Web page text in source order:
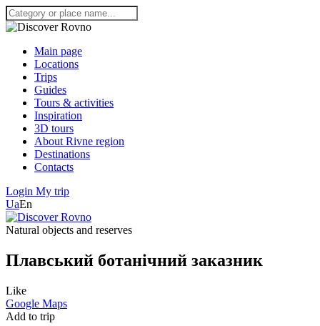
Main page
Locations
Trips
Guides
Tours & activities
Inspiration
3D tours
About Rivne region
Destinations
Contacts
Login My trip
UaEn
Natural objects and reserves
Плавський ботанічний заказник
Like
Google Maps
Add to trip